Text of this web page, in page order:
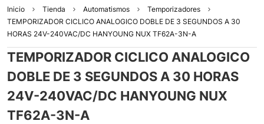
Inicio Tienda Automatismos
Temporizadores
TEMPORIZADOR CICLICO ANALOGICO DOBLE DE 3 SEGUNDOS A 30
HORAS 24V-240VAC/DC HANYOUNG NUX TF62A-3N-A
TEMPORIZADOR CICLICO ANALOGICO
DOBLE DE 3 SEGUNDOS A 30 HORAS
24V-240VAC/DC HANYOUNG NUX
TF62A-3N-A